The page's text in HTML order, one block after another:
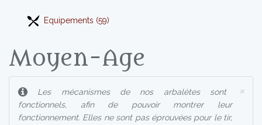
Equipements (59)
Moyen-Age
×
Les mécanismes de nos arbalètes sont
fonctionnels, afin de pouvoir montrer leur
fonctionnement. Elles ne sont pas éprouvées pour le tir,